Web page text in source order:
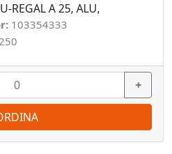
REGAL A 25, ALU,
103354333
+